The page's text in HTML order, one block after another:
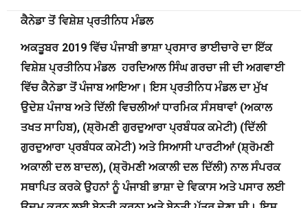
ਕੈਨੇਡਾ ਤੋਂ ਵਿਸ਼ੇਸ਼ ਪ੍ਰਤੀਨਿਧ ਮੰਡਲ
ਅਕਤੂਬਰ 2019 ਵਿੱਚ ਪੰਜਾਬੀ ਭਾਸ਼ਾ ਪ੍ਰਸਾਰ ਭਾਈਚਾਰੇ ਦਾ ਇੱਕ
ਵਿਸ਼ੇਸ਼ ਪ੍ਰਤੀਨਿਧ ਮੰਡਲ ਹਰਦਿਆਲ ਸਿੰਘ ਗਰਚਾ ਜੀ ਦੀ ਅਗਵਾਈ
ਵਿੱਚ ਕੈਨੇਡਾ ਤੋਂ ਪੰਜਾਬ ਆਇਆ। ਇਸ ਪ੍ਰਤੀਨਿਧ ਮੰਡਲ ਦਾ ਮੁੱਖ
ਉਦੇਸ਼ ਪੰਜਾਬ ਅਤੇ ਦਿੱਲੀ ਵਿਚਲੀਆਂ ਧਾਰਮਿਕ ਸੰਸਥਾਵਾਂ (ਅਕਾਲ
ਤਖਤ ਸਾਹਿਬ), (ਸ਼੍ਰੋਮਣੀ ਗੁਰਦੁਆਰਾ ਪ੍ਰਬੰਧਕ ਕਮੇਟੀ) (ਦਿੱਲੀ
ਗੁਰਦੁਆਰਾ ਪ੍ਰਬੰਧਕ ਕਮੇਟੀ) ਅਤੇ ਸਿਆਸੀ ਪਾਰਟੀਆਂ (ਸ਼੍ਰੋਮਣੀ
ਅਕਾਲੀ ਦਲ ਬਾਦਲ), (ਸ਼੍ਰੋਮਣੀ ਅਕਾਲੀ ਦਲ ਦਿੱਲੀ) ਨਾਲ ਸੰਪਰਕ
ਸਥਾਪਿਤ ਕਰਕੇ ਉਹਨਾਂ ਨੂੰ ਪੰਜਾਬੀ ਭਾਸ਼ਾ ਦੇ ਵਿਕਾਸ ਅਤੇ ਪਸਾਰ ਲਈ